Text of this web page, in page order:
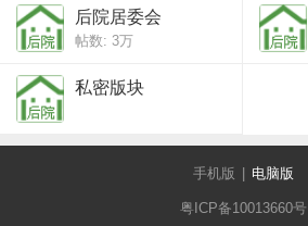
后院居委会
帖数: 3万
私密版块
手机版 电脑版
粤ICP备10013660号